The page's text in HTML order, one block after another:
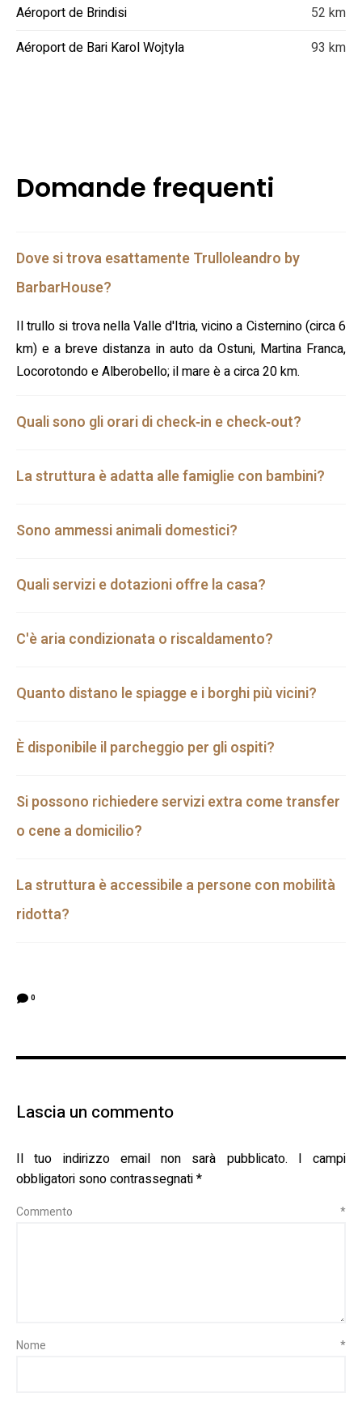
Aéroport de Brindisi
52 km
Aéroport de Bari Karol Wojtyla
93 km
Domande frequenti
Dove si trova esattamente Trulloleandro by
BarbarHouse?
Il trullo si trova nella Valle d'Itria, vicino a Cisternino (circa 6
km) e a breve distanza in auto da Ostuni, Martina Franca,
Locorotondo e Alberobello; il mare è a circa 20 km.
Quali sono gli orari di check‑in e check‑out?
La struttura è adatta alle famiglie con bambini?
Sono ammessi animali domestici?
Quali servizi e dotazioni offre la casa?
C'è aria condizionata o riscaldamento?
Quanto distano le spiagge e i borghi più vicini?
È disponibile il parcheggio per gli ospiti?
Si possono richiedere servizi extra come transfer
o cene a domicilio?
La struttura è accessibile a persone con mobilità
ridotta?
0
Lascia un commento
Il tuo indirizzo email non sarà pubblicato.
I campi
obbligatori sono contrassegnati*
Commento *
Nome *